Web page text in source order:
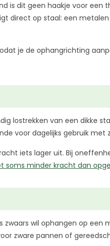
is dit geen haakje voor
direct op staal: een
je de ophangrichting
lostrekken van een dikke
voor dagelijks gebruik
iets lager uit. Bij
minder kracht dan
wil ophangen op
zware pannen of